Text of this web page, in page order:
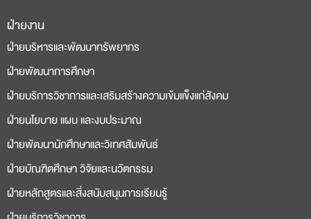
deneme
bonusu
casino
siteleri
ฝ่ายงาน
ฝ่ายบริหารและพัฒนาทรัพยากร
ฝ่ายพัฒนาการศึกษา
ฝ่ายบริการวิชาการและเสริมสร้างความเข้มแข็งแก่สังคม
ฝ่ายนโยบาย แผน และงบประมาณ
ฝ่ายพัฒนานักศึกษาและวิเทศสัมพันธ์
ฝ่ายบัณฑิตศึกษา วิจัยและนวัตกรรม
ฝ่ายหลักสูตรและสิ่งสนับสนุนการเรียนรู้